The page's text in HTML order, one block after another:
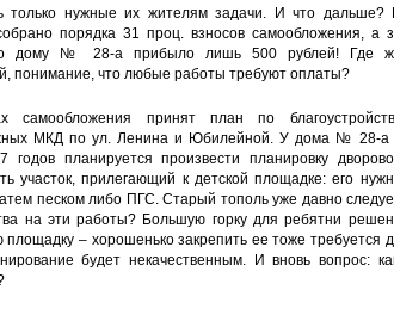
только нужные их жителям задачи. И что дальше?
порядка 31 проц. взносов самообложения, а
дому № 28-а прибыло лишь 500 рублей! Где
понимание, что любые работы требуют оплаты?
самообложения принят план по
МКД по ул. Ленина и Юбилейной. У дома № 28-а
планируется произвести планировку
участок, прилегающий к детской площадке: его
песком либо ПГС. Старый тополь уже давно
на эти работы? Большую горку для ребятни
площадку – хорошенько закрепить ее тоже требуется
будет некачественным. И вновь вопрос: